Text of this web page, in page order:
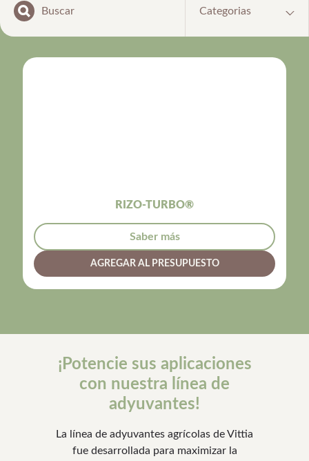
Categorias
RIZO-TURBO®
Saber más
AGREGAR AL PRESUPUESTO
¡Potencie sus aplicaciones
con nuestra línea de
adyuvantes!
La línea de adyuvantes agrícolas de Vittia
fue desarrollada para maximizar la